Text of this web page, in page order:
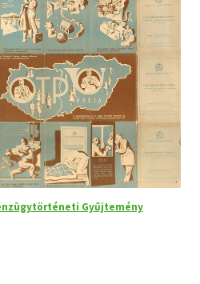
Gyűjtemény